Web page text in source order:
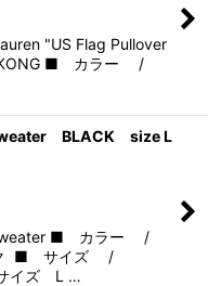
"US Flag Pullover
■ カラー /
BLACK size L
Sweater ■ カラー /
ク ■ サイズ /
イズ L …